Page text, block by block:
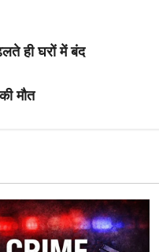
ही घरों में बंद
मौत